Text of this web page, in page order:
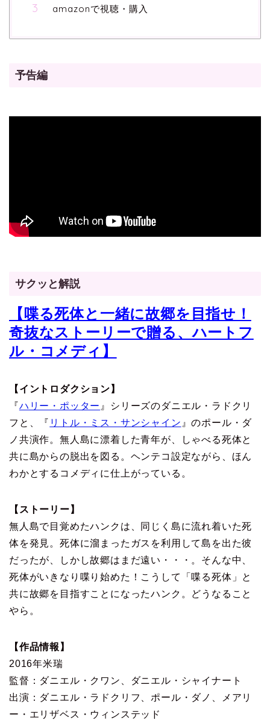
amazonで視聴・購入
予告編
サクッと解説
【喋る死体と一緒に故郷を目指せ！
奇抜なストーリーで贈る、ハートフ
ル・コメディ】
【イントロダクション】
『ハリー・ポッター 』シリーズのダニエル・ラドクリ
フと、『 リトル・ミス・サンシャイン 』のポール・ダ
ノ共演作。無人島に漂着した青年が、しゃべる死体と
共に島からの脱出を図る。ヘンテコ設定ながら、ほん
わかとするコメディに仕上がっている。
【ストーリー】
無人島で目覚めたハンクは、同じく島に流れ着いた死
体を発見。死体に溜まったガスを利用して島を出た彼
だったが、しかし故郷はまだ遠い・・・。そんな中、
死体がいきなり喋り始めた！こうして「喋る死体」と
共に故郷を目指すことになったハンク。どうなること
やら。
【作品情報】
2016年米瑞
監督：ダニエル・クワン、ダニエル・シャイナート
出演：ダニエル・ラドクリフ、ポール・ダノ、メアリ
ー・エリザベス・ウィンステッド